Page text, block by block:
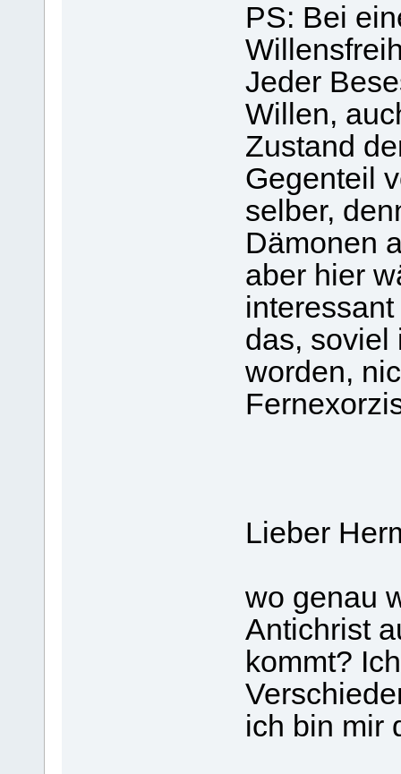
PS: Bei
Jeder
Willen,
Zustand
Gegenteil
selber,
Dämonen
aber hier
das, soviel
worden,
Lieber
wo genau
Antichrist
kommt?
ich bin mir